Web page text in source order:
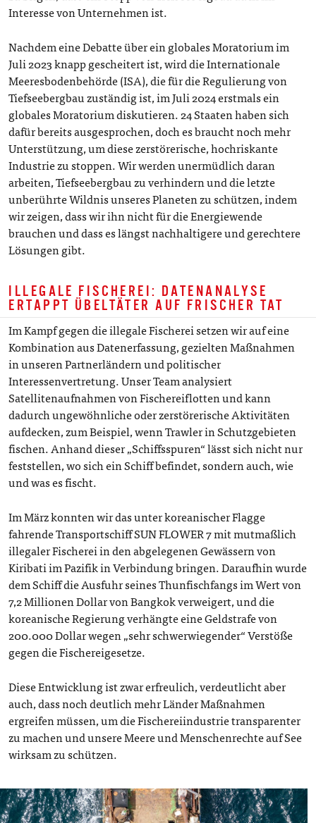
Interesse von Unternehmen ist.
Nachdem eine Debatte über ein globales Moratorium im
Juli 2023 knapp gescheitert ist, wird die Internationale
Meeresbodenbehörde (ISA), die für die Regulierung von
Tiefseebergbau zuständig ist, im Juli 2024 erstmals ein
globales Moratorium diskutieren. 24 Staaten haben sich
dafür bereits ausgesprochen, doch es braucht noch mehr
Unterstützung, um diese zerstörerische, hochriskante
Industrie zu stoppen. Wir werden unermüdlich daran
arbeiten, Tiefseebergbau zu verhindern und die letzte
unberührte Wildnis unseres Planeten zu schützen, indem
wir zeigen, dass wir ihn nicht für die Energiewende
brauchen und dass es längst nachhaltigere und gerechtere
Lösungen gibt.
ILLEGALE FISCHEREI: DATENANALYSE
ERTAPPT ÜBELTÄTER AUF FRISCHER TAT
Im Kampf gegen die illegale Fischerei setzen wir auf eine
Kombination aus Datenerfassung, gezielten Maßnahmen
in unseren Partnerländern und politischer
Interessenvertretung. Unser Team analysiert
Satellitenaufnahmen von Fischereiflotten und kann
dadurch ungewöhnliche oder zerstörerische Aktivitäten
aufdecken, zum Beispiel, wenn Trawler in Schutzgebieten
fischen. Anhand dieser „Schiffsspuren“ lässt sich nicht nur
feststellen, wo sich ein Schiff befindet, sondern auch, wie
und was es fischt.
Im März konnten wir das unter koreanischer Flagge
fahrende Transportschiff SUN FLOWER 7 mit mutmaßlich
illegaler Fischerei in den abgelegenen Gewässern von
Kiribati im Pazifik in Verbindung bringen. Daraufhin wurde
dem Schiff die Ausfuhr seines Thunfischfangs im Wert von
7,2 Millionen Dollar von Bangkok verweigert, und die
koreanische Regierung verhängte eine Geldstrafe von
200.000 Dollar wegen „sehr schwerwiegender“ Verstöße
gegen die Fischereigesetze.
Diese Entwicklung ist zwar erfreulich, verdeutlicht aber
auch, dass noch deutlich mehr Länder Maßnahmen
ergreifen müssen, um die Fischereiindustrie transparenter
zu machen und unsere Meere und Menschenrechte auf See
wirksam zu schützen.